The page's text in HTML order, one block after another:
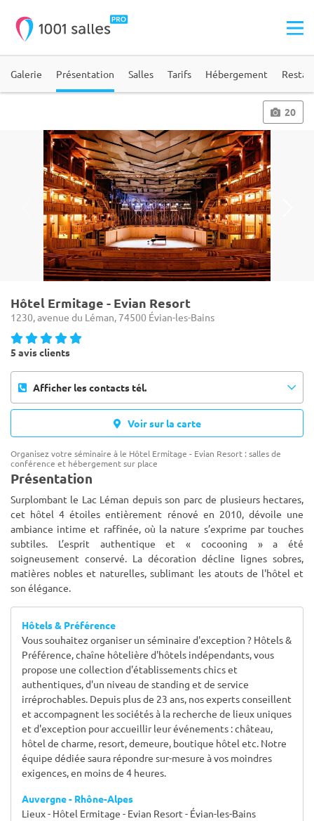
Galerie Présentation Salles Tarifs Hébergement
20
Hôtel Ermitage - Evian Resort
1230, avenue du Léman, 74500 Évian-les-Bains
5 avis clients
Afficher les contacts tél.
Voir sur la carte
Organisez votre séminaire à le Hôtel Ermitage - Evian Resort : salles de
conférence et hébergement sur place
Présentation
Surplombant le Lac Léman depuis son parc de plusieurs hectares,
cet hôtel 4 étoiles entièrement rénové en 2010, dévoile une
ambiance intime et raffinée, où la nature s’exprime par touches
subtiles. L’esprit authentique et « cocooning » a été
soigneusement conservé. La décoration décline lignes sobres,
matières nobles et naturelles, sublimant les atouts de l'hôtel et
son élégance.
Hôtels & Préférence
Vous souhaitez organiser un séminaire d'exception ? Hôtels &
Préférence, chaîne hôtelière d'hôtels indépendants, vous
propose une collection d'établissements chics et
authentiques, d'un niveau de standing et de service
irréprochables. Depuis plus de 23 ans, nos experts conseillent
et accompagnent les sociétés à la recherche de lieux uniques
et d'exception pour accueillir leur événements : château,
hôtel de charme, resort, demeure, boutique hôtel etc. Notre
équipe dédiée saura répondre sur-mesure à vos moindres
exigences, en moins de 4 heures.
Auvergne - Rhône-Alpes
Lieux - Hôtel Ermitage - Evian Resort - Évian-les-Bains